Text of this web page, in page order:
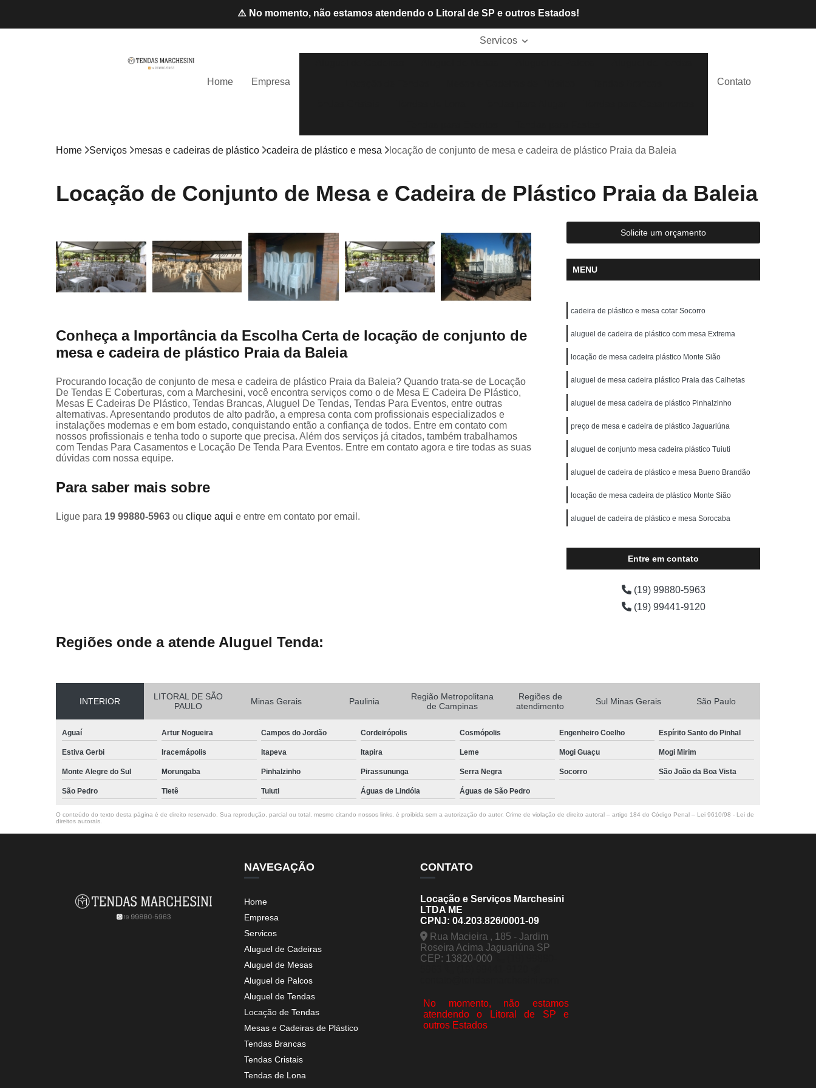
⚠️ No momento, não estamos atendendo o Litoral de SP e outros Estados!
Home Empresa
Servicos
Contato
Home Serviços mesas e cadeiras de plástico cadeira de plástico e mesa locação de conjunto de mesa e cadeira de plástico Praia da Baleia
Locação de Conjunto de Mesa e Cadeira de Plástico Praia da Baleia
Conheça a Importância da Escolha Certa de locação de conjunto de
mesa e cadeira de plástico Praia da Baleia
Procurando locação de conjunto de mesa e cadeira de plástico Praia da Baleia? Quando trata-se de Locação
De Tendas E Coberturas, com a Marchesini, você encontra serviços como o de Mesa E Cadeira De Plástico,
Mesas E Cadeiras De Plástico, Tendas Brancas, Aluguel De Tendas, Tendas Para Eventos, entre outras
alternativas. Apresentando produtos de alto padrão, a empresa conta com profissionais especializados e
instalações modernas e em bom estado, conquistando então a confiança de todos. Entre em contato com
nossos profissionais e tenha todo o suporte que precisa. Além dos serviços já citados, também trabalhamos
com Tendas Para Casamentos e Locação De Tenda Para Eventos. Entre em contato agora e tire todas as suas
dúvidas com nossa equipe.
Para saber mais sobre
Ligue para 19 99880-5963 ou clique aqui e entre em contato por email.
Solicite um orçamento
MENU
cadeira de plástico e mesa cotar Socorro
aluguel de cadeira de plástico com mesa Extrema
locação de mesa cadeira plástico Monte Sião
aluguel de mesa cadeira plástico Praia das Calhetas
aluguel de mesa cadeira de plástico Pinhalzinho
preço de mesa e cadeira de plástico Jaguariúna
aluguel de conjunto mesa cadeira plástico Tuiuti
aluguel de cadeira de plástico e mesa Bueno Brandão
locação de mesa cadeira de plástico Monte Sião
aluguel de cadeira de plástico e mesa Sorocaba
Entre em contato
(19) 99880-5963
(19) 99441-9120
Regiões onde a atende Aluguel Tenda:
INTERIOR
LITORAL DE SÃO
PAULO
Minas Gerais Paulinia
Região Metropolitana
de Campinas
Regiões de
atendimento
Sul Minas Gerais São Paulo
Aguaí Artur Nogueira Campos do Jordão Cordeirópolis Cosmópolis Engenheiro Coelho Espírito Santo do Pinhal
Estiva Gerbi Iracemápolis Itapeva Itapira Leme Mogi Guaçu Mogi Mirim
Monte Alegre do Sul Morungaba Pinhalzinho Pirassununga Serra Negra Socorro São João da Boa Vista
São Pedro Tietê Tuiuti Águas de Lindóia Águas de São Pedro
O conteúdo do texto desta página é de direito reservado. Sua reprodução, parcial ou total, mesmo citando nossos links, é proibida sem a autorização do autor. Crime de violação de direito autoral – artigo 184 do Código Penal – Lei 9610/98 - Lei de
direitos autorais
NAVEGAÇÃO
Home
Empresa
Servicos
Aluguel de Cadeiras
Aluguel de Mesas
Aluguel de Palcos
Aluguel de Tendas
Locação de Tendas
Mesas e Cadeiras de Plástico
Tendas Brancas
Tendas Cristais
Tendas de Lona
CONTATO
Locação e Serviços Marchesini
LTDA ME
CPNJ: 04.203.826/0001-09
Rua Macieira , 185 - Jardim
Roseira Acima Jaguariúna SP
CEP: 13820-000
No momento, não estamos
atendendo o Litoral de SP e
outros Estados